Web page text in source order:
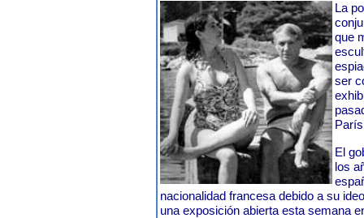
La
que
ser
El
los
nacionalidad francesa debido a su
una exposición abierta esta semana